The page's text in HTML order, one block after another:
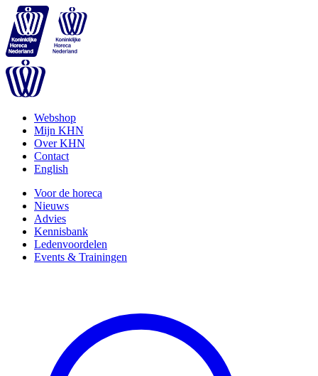
Webshop
Mijn KHN
Over KHN
Contact
English
Voor de horeca
Nieuws
Advies
Kennisbank
Ledenvoordelen
Events & Trainingen